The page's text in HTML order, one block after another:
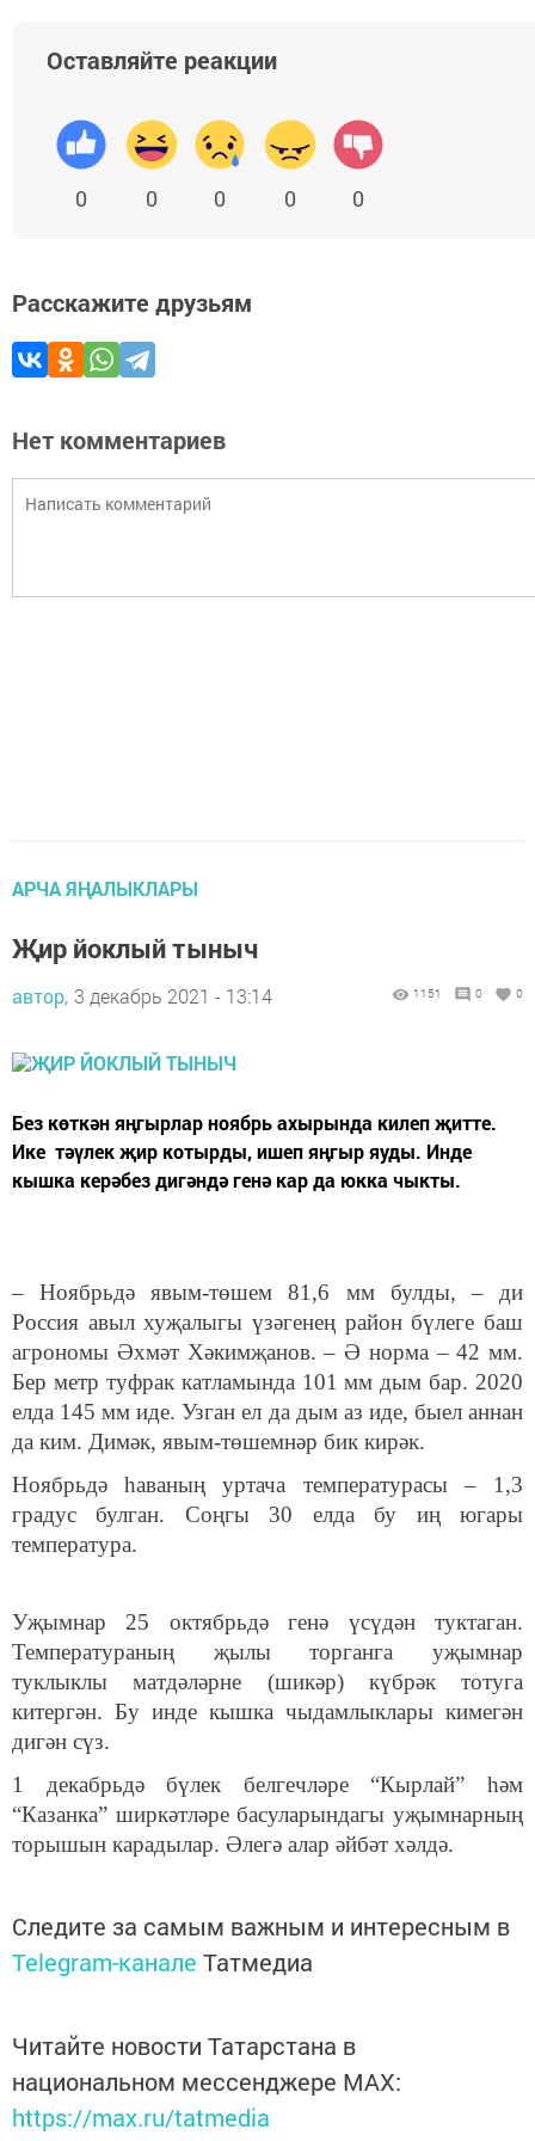
Оставляйте реакции
0 0 0 0 0
Расскажите друзьям
Нет комментариев
АРЧА ЯҢАЛЫКЛАРЫ
Җир йоклый тыныч
автор, 3 декабрь 2021 - 13:14 1151 0 0
Без көткән яңгырлар ноябрь ахырында килеп җитте.
Ике тәүлек җир котырды, ишеп яңгыр яуды. Инде
кышка керәбез дигәндә генә кар да юкка чыкты.
– Ноябрьдә явым-төшем 81,6 мм булды, – ди
Россия авыл хуҗалыгы үзәгенең район бүлеге баш
агрономы Әхмәт Хәкимҗанов. – Ә норма – 42 мм.
Бер метр туфрак катламында 101 мм дым бар. 2020
елда 145 мм иде. Узган ел да дым аз иде, быел аннан
да ким. Димәк, явым-төшемнәр бик кирәк.
Ноябрьдә һаваның уртача температурасы – 1,3
градус булган. Соңгы 30 елда бу иң югары
температура.
Уҗымнар 25 октябрьдә генә үсүдән туктаган.
Температураның җылы торганга уҗымнар
туклыклы матдәләрне (шикәр) күбрәк тотуга
китергән. Бу инде кышка чыдамлыклары кимегән
дигән сүз.
1 декабрьдә бүлек белгечләре “Кырлай” һәм
“Казанка” ширкәтләре басуларындагы уҗымнарның
торышын карадылар. Әлегә алар әйбәт хәлдә.
Следите за самым важным и интересным в
Telegram-канале Татмедиа
Читайте новости Татарстана в
национальном мессенджере MАХ:
https://max.ru/tatmedia